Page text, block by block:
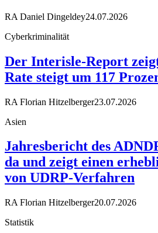
RA Daniel Dingeldey24.07.2026
Cyberkriminalität
Der Interisle-Report
Rate steigt um 117
RA Florian Hitzelberger23.07.2026
Asien
Jahresbericht des
da und zeigt einen
von UDRP-Verfahren
RA Florian Hitzelberger20.07.2026
Statistik